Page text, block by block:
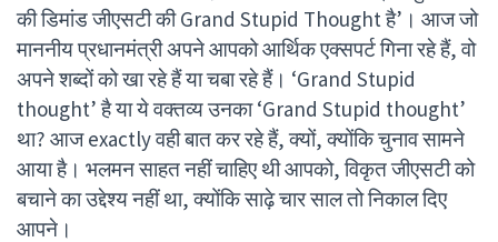
की डिमांड जीएसटी की Grand Stupid Thought है’। आज जो
माननीय प्रधानमंत्री अपने आपको आर्थिक एक्सपर्ट गिना रहे हैं, वो
अपने शब्दों को खा रहे हैं या चबा रहे हैं। ‘Grand Stupid
thought’ है या ये वक्तव्य उनका ‘Grand Stupid thought’
था? आज exactly वही बात कर रहे हैं, क्यों, क्योंकि चुनाव सामने
आया है। भलमन साहत नहीं चाहिए थी आपको, विकृत जीएसटी को
बचाने का उद्देश्य नहीं था, क्योंकि साढ़े चार साल तो निकाल दिए
आपने।